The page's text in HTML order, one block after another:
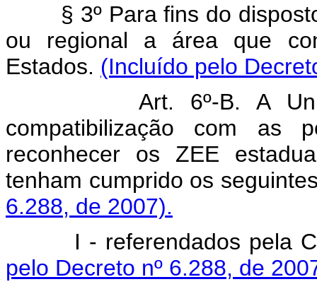
§ 3º Para fins do disposto
ou regional a área que
Estados. (Incluído pelo
Art. 6º-B. A
compatibilização com as
reconhecer os ZEE
tenham cumprido os
6.288, de 2007).
I - referendados pela
pelo Decreto nº 6.288, de